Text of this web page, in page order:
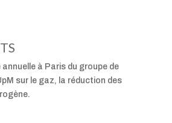
à Paris du groupe de
sur le gaz, la réduction des